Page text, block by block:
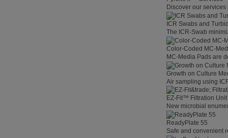
Discover our
ICR Swabs and
The ICR-Swab
Color-Coded MC-
MC-Media Pads are
Growth on Culture
Air sampling using
EZ-Fit™ Filtration Unit
New microbial
ReadyPlate 55
Safe and convenient